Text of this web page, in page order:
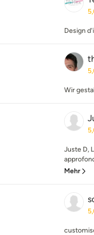
Design
Wir
Juste D,
Mehr